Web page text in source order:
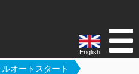
English
オートスタート